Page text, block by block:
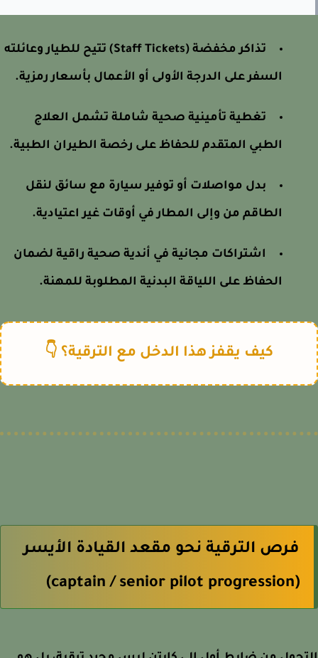
تذاكر مخفضة (Staff Tickets) تتيح للطيار وعائلته
السفر على الدرجة الأولى أو الأعمال بأسعار رمزية.
تغطية تأمينية صحية شاملة تشمل العلاج
الطبي المتقدم للحفاظ على رخصة الطيران الطبية.
بدل مواصلات أو توفير سيارة مع سائق لنقل
الطاقم من وإلى المطار في أوقات غير اعتيادية.
اشتراكات مجانية في أندية صحية راقية لضمان
الحفاظ على اللياقة البدنية المطلوبة للمهنة.
كيف يقفز هذا الدخل مع الترقية؟ 👇
فرص الترقية نحو مقعد القيادة الأيسر